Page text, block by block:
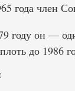
года член
он —
до 1986